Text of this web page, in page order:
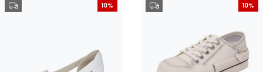
10% 10%